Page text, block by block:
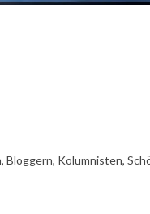
Bloggern, Kolumnisten,